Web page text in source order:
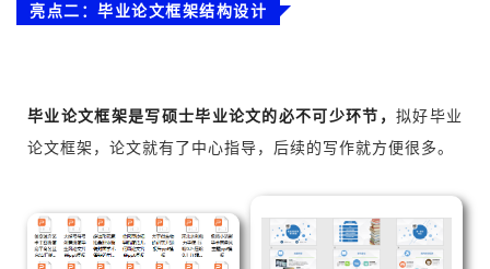
亮点二：毕业论文框架结构设计
毕业论文框架是写硕士毕业论文的必不可少环节，拟好毕业
论文框架，论文就有了中心指导，后续的写作就方便很多。